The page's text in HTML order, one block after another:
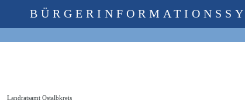
Landratsamt Ostalbkreis